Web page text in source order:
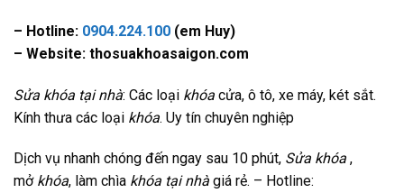
– Hotline: 0904.224.100 (em Huy)
– Website: thosuakhoasaigon.com
Sửa khóa tại nhà: Các loại khóa cửa, ô tô, xe máy, két sắt.
Kính thưa các loại khóa. Uy tín chuyên nghiệp
Dịch vụ nhanh chóng đến ngay sau 10 phút, Sửa khóa ,
mở khóa, làm chìa khóa tại nhà giá rẻ. – Hotline: